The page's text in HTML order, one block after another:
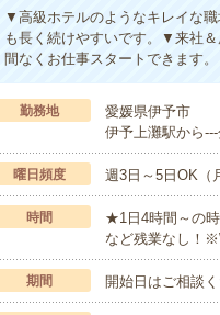
▼高級ホテルのようなキレイな
も長く続けやすいです。▼来社
間なくお仕事スタートできます。
勤務地
愛媛県伊予市
伊予上灘駅から
曜日頻度 週3日～5日OK
時間
★1日4時間～の
など残業なし！
期間 開始日はご相談